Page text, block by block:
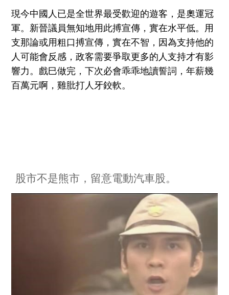
現今中國人 已是全世界最受歡迎的遊客 ，是奧運冠
軍。新晉議員無知地用此搏宣傳 ，實在水平低。 用
支那論或用粗口搏宣傳，實在不智，因為支持他的
人可能會反感 ，政客需要爭取更多的 人支持才有影
響力。 戲巳做完，下次必會乖乖地讀誓詞 ，年薪幾
百萬元啊，雞肶打人牙鉸軟。
股市不是熊市 ，留意電動汽車股。